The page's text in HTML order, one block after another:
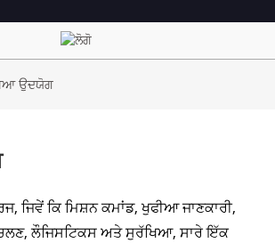
ਉਦਯੋਗ
ਜਿਵੇਂ ਕਿ ਮਿਸ਼ਨ ਕਮਾਂਡ, ਖੁਫੀਆ ਜਾਣਕਾਰੀ,
ਲੌਜਿਸਟਿਕਸ ਅਤੇ ਸੁਰੱਖਿਆ, ਸਾਰੇ ਇੱਕ